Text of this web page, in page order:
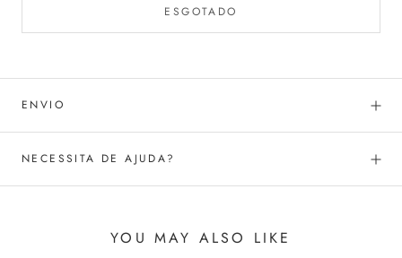
ESGOTADO
ENVIO
NECESSITA DE AJUDA?
YOU MAY ALSO LIKE